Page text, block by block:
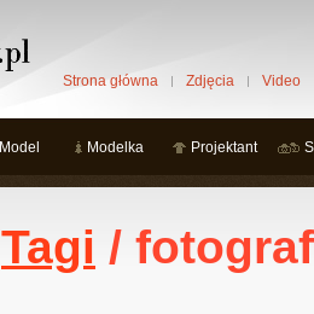
Strona główna Zdjęcia Video
Model Modelka Projektant
Tagi /